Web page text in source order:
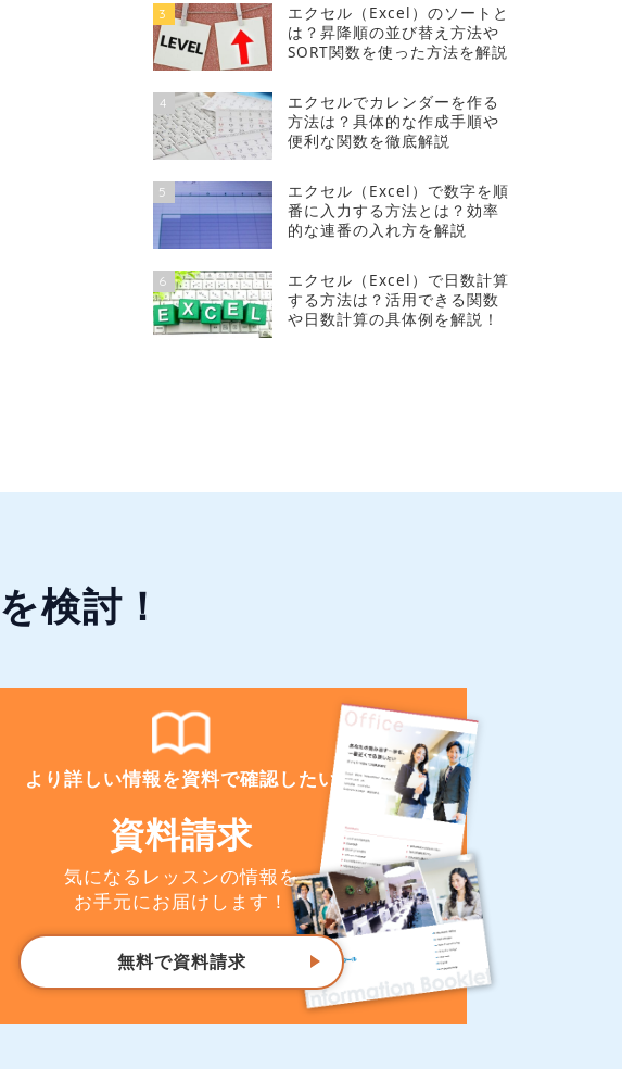
3
エクセル（Excel）のソートと
は？昇降順の並び替え方法や
SORT関数を使った方法を解説
4
エクセルでカレンダーを作る
方法は？具体的な作成手順や
便利な関数を徹底解説
5
エクセル（Excel）で数字を順
番に入力する方法とは？効率
的な連番の入れ方を解説
6
エクセル（Excel）で日数計算
する方法は？活用できる関数
や日数計算の具体例を解説！
を検討！
より詳しい情報を資料で確認したい
資料請求
気になるレッスンの情報を
お手元にお届けします！
無料で資料請求